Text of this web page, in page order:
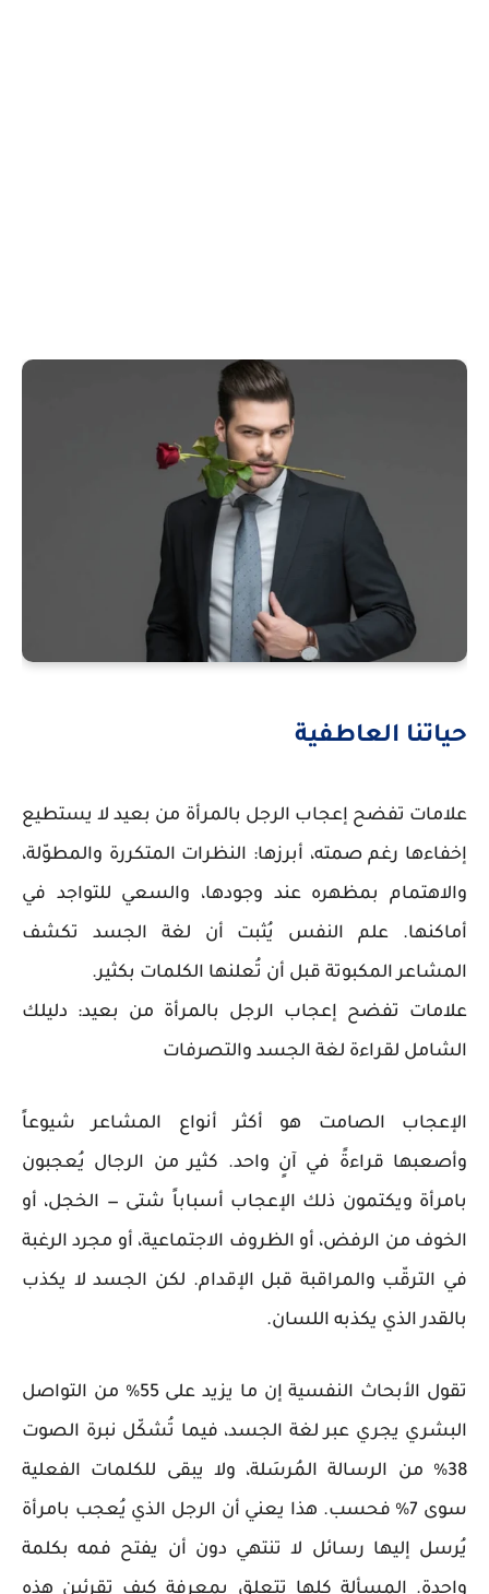
حياتنا العاطفية
علامات تفضح إعجاب الرجل بالمرأة من بعيد لا يستطيع
إخفاءها رغم صمته، أبرزها: النظرات المتكررة والمطوّلة،
والاهتمام بمظهره عند وجودها، والسعي للتواجد في
أماكنها. علم النفس يُثبت أن لغة الجسد تكشف
المشاعر المكبوتة قبل أن تُعلنها الكلمات بكثير.
علامات تفضح إعجاب الرجل بالمرأة من بعيد: دليلك
الشامل لقراءة لغة الجسد والتصرفات
الإعجاب الصامت هو أكثر أنواع المشاعر شيوعاً
وأصعبها قراءةً في آنٍ واحد. كثير من الرجال يُعجبون
بامرأة ويكتمون ذلك الإعجاب أسباباً شتى — الخجل، أو
الخوف من الرفض، أو الظروف الاجتماعية، أو مجرد الرغبة
في الترقّب والمراقبة قبل الإقدام. لكن الجسد لا يكذب
بالقدر الذي يكذبه اللسان.
تقول الأبحاث النفسية إن ما يزيد على 55% من التواصل
البشري يجري عبر لغة الجسد، فيما تُشكّل نبرة الصوت
38% من الرسالة المُرسَلة، ولا يبقى للكلمات الفعلية
سوى 7% فحسب. هذا يعني أن الرجل الذي يُعجب بامرأة
يُرسل إليها رسائل لا تنتهي دون أن يفتح فمه بكلمة
واحدة. المسألة كلها تتعلق بمعرفة كيف تقرئين هذه